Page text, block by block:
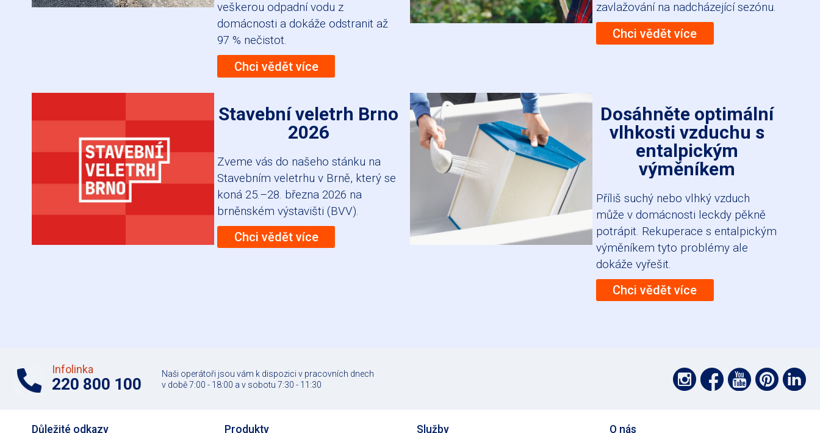
veškerou odpadní vodu z
domácnosti a dokáže odstranit až
97 % nečistot.
Chci vědět více
zavlažování na nadcházející sezónu.
Chci vědět více
Stavební veletrh Brno
2026
Zveme vás do našeho stánku na
Stavebním veletrhu v Brně, který se
koná 25.–28. března 2026 na
brněnském výstavišti (BVV).
Chci vědět více
Dosáhněte optimální
vlhkosti vzduchu s
entalpickým
výměníkem
Příliš suchý nebo vlhký vzduch
může v domácnosti leckdy pěkně
potrápit. Rekuperace s entalpickým
výměníkem tyto problémy ale
dokáže vyřešit.
Chci vědět více
Infolinka
220 800 100
Naši operátoři jsou vám k dispozici v pracovních dnech
v době 7:00 - 18:00 a v sobotu 7:30 - 11:30
Podpořte
Podpořte
Důležité odkazy Produkty Služby O nás